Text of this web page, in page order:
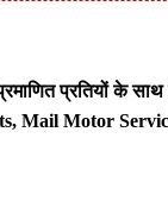
प्रतियों के साथ
Mail Motor